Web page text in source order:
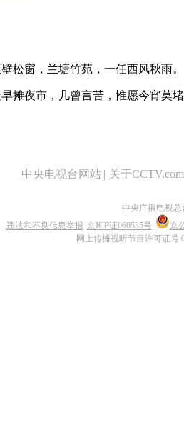
窗，兰塘竹苑，一任西风秋雨。
夜市，几曾言苦，惟愿今宵莫堵
中央电视台网站 | 关于CCTV.com
中央广播电视
违法和不良信息举报 京ICP证060535号 京
网上传播视听节目许可证号